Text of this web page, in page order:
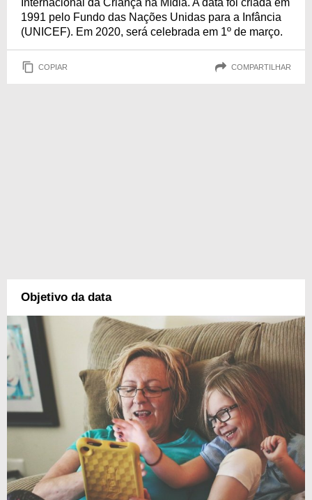
Internacional da Criança na Mídia. A data foi criada em
1991 pelo Fundo das Nações Unidas para a Infância
(UNICEF). Em 2020, será celebrada em 1º de março.
COPIAR COMPARTILHAR
Objetivo da data